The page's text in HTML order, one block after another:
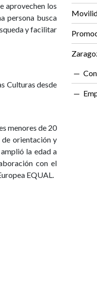
aprovechen los
persona busca
y facilitar
Culturas desde
menores de 20
de orientación y
la edad a
con el
EQUAL.